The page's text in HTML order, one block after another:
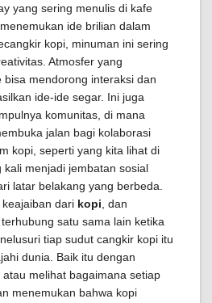
yang sering menulis di kafe
ide brilian dalam
kopi, minuman ini sering
Atmosfer yang
bisa mendorong interaksi dan
ide-ide segar. Ini juga
komunitas, di mana
jalan bagi kolaborasi
kopi, seperti yang kita lihat di
kali menjadi jembatan sosial
latar belakang yang berbeda.
dari kopi , dan
satu sama lain ketika
tiap sudut cangkir kopi itu
dunia. Baik itu dengan
melihat bagaimana setiap
menemukan bahwa kopi